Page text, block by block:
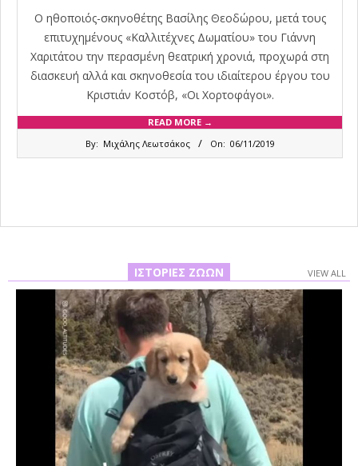
Ο ηθοποιός-σκηνοθέτης Βασίλης Θεοδώρου, μετά τους
επιτυχημένους «Καλλιτέχνες Δωματίου» του Γιάννη
Χαριτάτου την περασμένη θεατρική χρονιά, προχωρά στη
διασκευή αλλά και σκηνοθεσία του ιδιαίτερου έργου του
Κριστιάν Κοστόβ, «Οι Χορτοφάγοι».
READ MORE →
By: Μιχάλης Λεωτσάκος On: 06/11/2019
ΙΣΤΟΡΊΕΣ ΖΏΩΝ VIEW ALL